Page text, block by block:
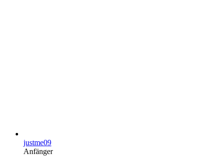
justme09
Anfänger